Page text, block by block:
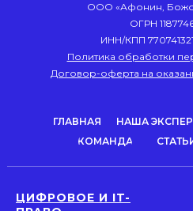
КОМАНДА
НАША
ГЛАВНАЯ
ООО «Афонин,
ОГРН
ИНН/КПП
Политика обработки
Договор-оферта на
ЦИФРОВОЕ И IT-